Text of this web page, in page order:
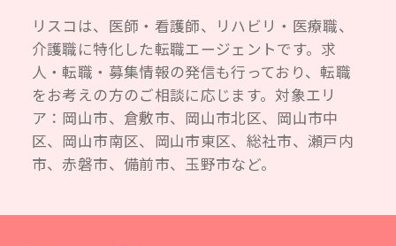
リスコは、医師・看護師、リハビリ・医療職、
介護職に特化した転職エージェントです。求
人・転職・募集情報の発信も行っており、転職
をお考えの方のご相談に応じます。対象エリ
ア：岡山市、倉敷市、岡山市北区、岡山市中
区、岡山市南区、岡山市東区、総社市、瀬戸内
市、赤磐市、備前市、玉野市など。